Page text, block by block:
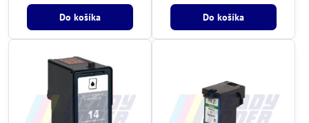
Do košíka Do košíka